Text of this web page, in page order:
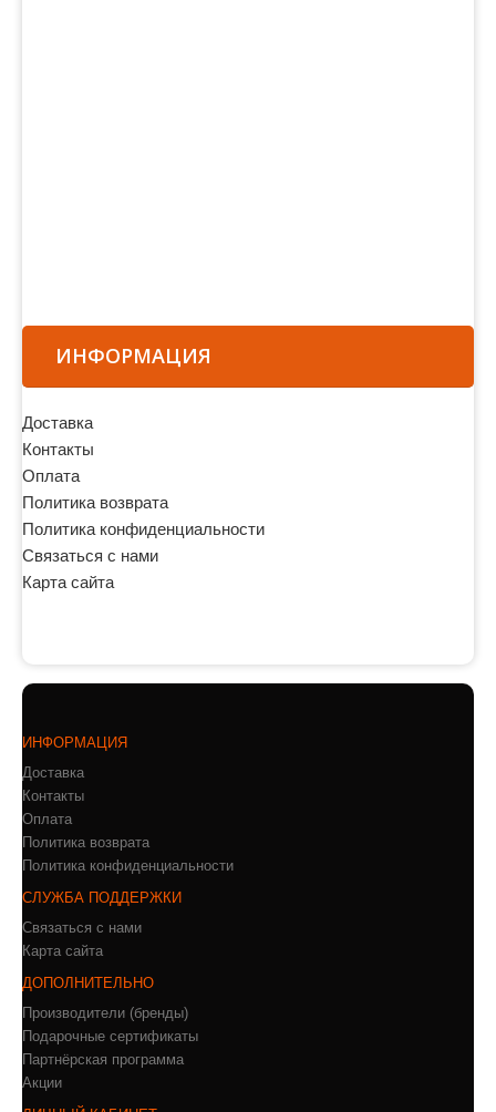
ИНФОРМАЦИЯ
Доставка
Контакты
Оплата
Политика возврата
Политика конфиденциальности
Связаться с нами
Карта сайта
ИНФОРМАЦИЯ
Доставка
Контакты
Оплата
Политика возврата
Политика конфиденциальности
СЛУЖБА ПОДДЕРЖКИ
Связаться с нами
Карта сайта
ДОПОЛНИТЕЛЬНО
Производители (бренды)
Подарочные сертификаты
Партнёрская программа
Акции